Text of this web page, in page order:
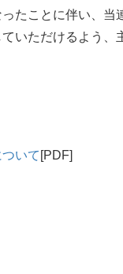
たことに伴い、
いただけるよう、
いて [PDF]